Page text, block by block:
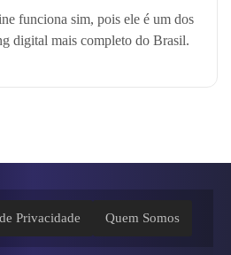
funciona sim, pois ele é um dos
digital mais completo do Brasil.
Privacidade Quem Somos